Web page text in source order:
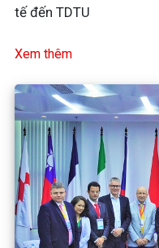
tế đến TDTU
Xem thêm